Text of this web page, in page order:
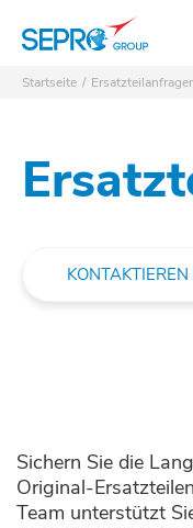
Startseite
Sichern Sie die
Original-
Team unterstützt